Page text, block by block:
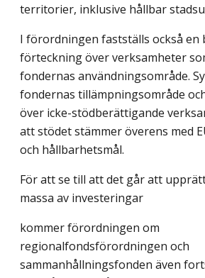
territorier, inklusive hållbar
I förordningen fastställs också en
förteckning över verksamheter
fondernas användningsområde.
fondernas tillämpningsområde
över icke-stödberättigande
att stödet stämmer överens med
och hållbarhetsmål.
För att se till att det går att
massa av investeringar
kommer förordningen om
regionalfondsförordningen och
sammanhållningsfonden även